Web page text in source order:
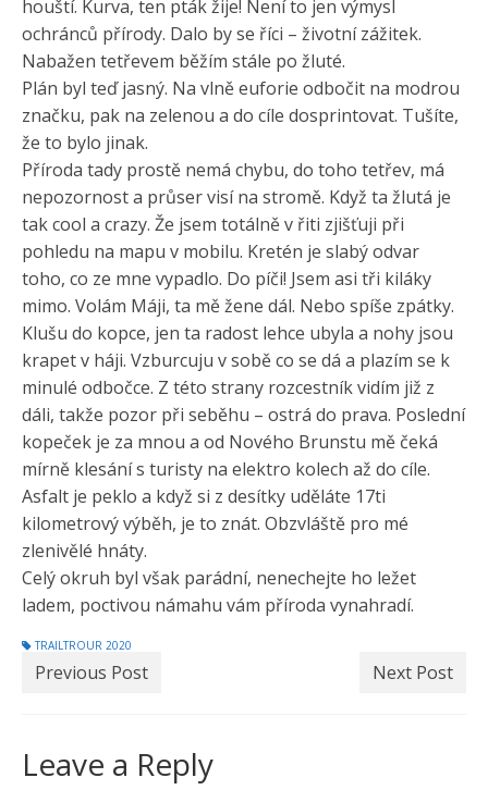
houští. Kurva, ten pták žije! Není to jen výmysl
ochránců přírody. Dalo by se říci – životní zážitek.
Nabažen tetřevem běžím stále po žluté.
Plán byl teď jasný. Na vlně euforie odbočit na modrou
značku, pak na zelenou a do cíle dosprintovat. Tušíte,
že to bylo jinak.
Příroda tady prostě nemá chybu, do toho tetřev, má
nepozornost a průser visí na stromě. Když ta žlutá je
tak cool a crazy. Že jsem totálně v řiti zjišťuji při
pohledu na mapu v mobilu. Kretén je slabý odvar
toho, co ze mne vypadlo. Do píči! Jsem asi tři kiláky
mimo. Volám Máji, ta mě žene dál. Nebo spíše zpátky.
Klušu do kopce, jen ta radost lehce ubyla a nohy jsou
krapet v háji. Vzburcuju v sobě co se dá a plazím se k
minulé odbočce. Z této strany rozcestník vidím již z
dáli, takže pozor při seběhu – ostrá do prava. Poslední
kopeček je za mnou a od Nového Brunstu mě čeká
mírně klesání s turisty na elektro kolech až do cíle.
Asfalt je peklo a když si z desítky uděláte 17ti
kilometrový výběh, je to znát. Obzvláště pro mé
zlenivělé hnáty.
Celý okruh byl však parádní, nenechejte ho ležet
ladem, poctivou námahu vám příroda vynahradí.
TRAILTROUR 2020
Previous Post Next Post
Leave a Reply